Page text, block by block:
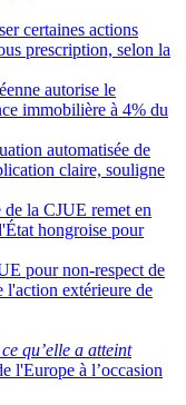
certaines actions
prescription, selon la
autorise le
immobilière à 4% du
automatisée de
claire, souligne
de la CJUE remet en
hongroise pour
pour non-respect de
l'action extérieure de
qu’elle a atteint
l'Europe à l’occasion